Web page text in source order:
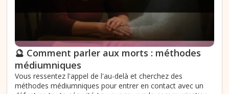
🔮 Comment parler aux morts : méthodes
médiumniques
Vous ressentez l'appel de l'au-delà et cherchez des
méthodes médiumniques pour entrer en contact avec un